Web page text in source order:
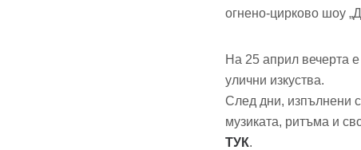
огнено-цирково шоу
На 25 април вечерта
улични изкуства.
След дни, изпълнени
музиката, ритъма и
ТУК.